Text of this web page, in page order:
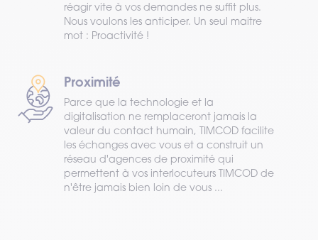
réagir vite à vos demandes ne suffit plus.
Nous voulons les anticiper. Un seul maitre
mot : Proactivité !
Proximité
Parce que la technologie et la
digitalisation ne remplaceront jamais la
valeur du contact humain, TIMCOD facilite
les échanges avec vous et a construit un
réseau d'agences de proximité qui
permettent à vos interlocuteurs TIMCOD de
n'être jamais bien loin de vous ...